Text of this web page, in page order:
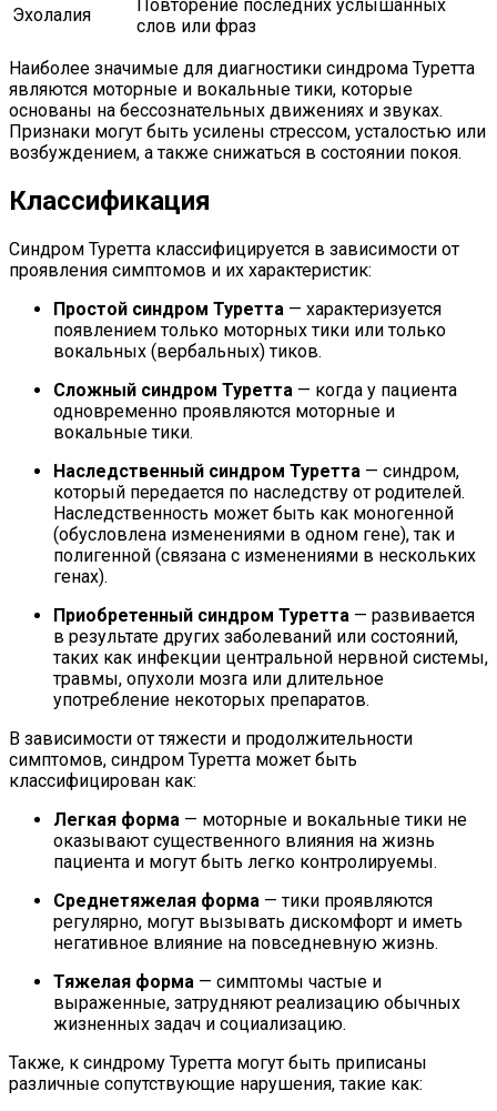
Эхолалия
Повторение последних услышанных
слов или фраз
Наиболее значимые для диагностики синдрома Туретта
являются моторные и вокальные тики, которые
основаны на бессознательных движениях и звуках.
Признаки могут быть усилены стрессом, усталостью или
возбуждением, а также снижаться в состоянии покоя.
Классификация
Синдром Туретта классифицируется в зависимости от
проявления симптомов и их характеристик:
Простой синдром Туретта — характеризуется
появлением только моторных тики или только
вокальных (вербальных) тиков.
Сложный синдром Туретта — когда у пациента
одновременно проявляются моторные и
вокальные тики.
Наследственный синдром Туретта — синдром,
который передается по наследству от родителей.
Наследственность может быть как моногенной
(обусловлена изменениями в одном гене), так и
полигенной (связана с изменениями в нескольких
генах).
Приобретенный синдром Туретта — развивается
в результате других заболеваний или состояний,
таких как инфекции центральной нервной системы,
травмы, опухоли мозга или длительное
употребление некоторых препаратов.
В зависимости от тяжести и продолжительности
симптомов, синдром Туретта может быть
классифицирован как:
Легкая форма — моторные и вокальные тики не
оказывают существенного влияния на жизнь
пациента и могут быть легко контролируемы.
Среднетяжелая форма — тики проявляются
регулярно, могут вызывать дискомфорт и иметь
негативное влияние на повседневную жизнь.
Тяжелая форма — симптомы частые и
выраженные, затрудняют реализацию обычных
жизненных задач и социализацию.
Также, к синдрому Туретта могут быть приписаны
различные сопутствующие нарушения, такие как: